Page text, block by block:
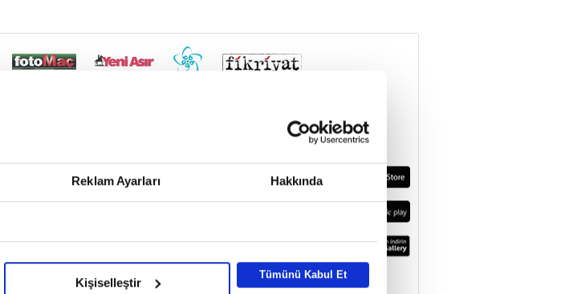
Reklam Ayarları Hakkında
Kişiselleştir
Tümünü Kabul Et